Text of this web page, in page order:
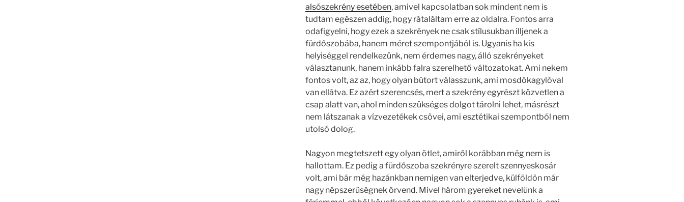
alsószekrény esetében, amivel kapcsolatban sok mindent nem is
tudtam egészen addig, hogy rátaláltam erre az oldalra. Fontos arra
odafigyelni, hogy ezek a szekrények ne csak stílusukban illjenek a
fürdőszobába, hanem méret szempontjából is. Ugyanis ha kis
helyiséggel rendelkezünk, nem érdemes nagy, álló szekrényeket
választanunk, hanem inkább falra szerelhető változatokat. Ami nekem
fontos volt, az az, hogy olyan bútort válasszunk, ami mosdókagylóval
van ellátva. Ez azért szerencsés, mert a szekrény egyrészt közvetlen a
csap alatt van, ahol minden szükséges dolgot tárolni lehet, másrészt
nem látszanak a vízvezetékek csövei, ami esztétikai szempontból nem
utolsó dolog.
Nagyon megtetszett egy olyan ötlet, amiről korábban még nem is
hallottam. Ez pedig a fürdőszoba szekrényre szerelt szennyeskosár
volt, ami bár még hazánkban nemigen van elterjedve, külföldön már
nagy népszerűségnek örvend. Mivel három gyereket nevelünk a